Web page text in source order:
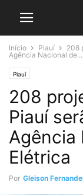
Início Piauí
208
Agência Nacional de...
Piauí
208
Piauí
Agência
Elétrica
Por Gleison